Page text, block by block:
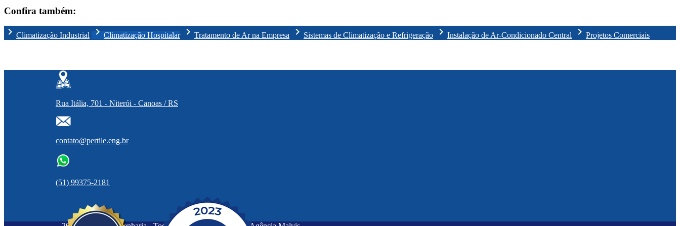
Confira também:
chevron_right Climatização Industrial chevron_rightClimatização Hospitalar chevron_right Tratamento de Ar na Empresa chevron_right Sistemas de Climatização e Refrigeração chevron_right Instalação de Ar-Condicionado Central chevron_right Projetos Comerciais
Rua Itália, 701 - Niterói - Canoas / RS
contato@pertile.eng.br
(51) 99375-2181